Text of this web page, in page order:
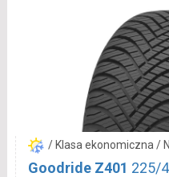
/ Klasa ekonomiczna /
Goodride Z401 225/